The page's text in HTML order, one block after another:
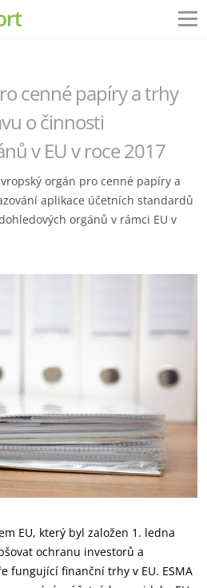
cenné papíry a trhy
o činnosti
v EU v roce 2017
orgán pro cenné papíry a
aplikace účetních standardů
orgánů v rámci EU v
EU, který byl založen 1. ledna
ochranu investorů a
fungující finanční trhy v EU. ESMA